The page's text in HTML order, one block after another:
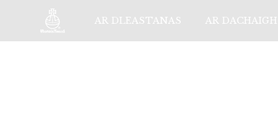
AR DLEASTANAS AR DACHAIGH